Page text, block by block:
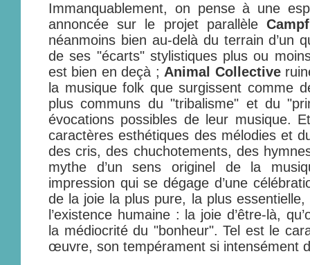
Immanquablement, on pense à une
annoncée sur le projet parallèle
néanmoins bien au-delà du terrain d’un
de ses "écarts" stylistiques plus ou
est bien en deçà ; Animal Collective
la musique folk que surgissent comme
plus communs du "tribalisme" et du
évocations possibles de leur musique.
caractères esthétiques des mélodies et
des cris, des chuchotements, des
mythe d’un sens originel de la
impression qui se dégage d’une
de la joie la plus pure, la plus
l’existence humaine : la joie d’être-là,
la médiocrité du "bonheur". Tel est le
œuvre, son tempérament si intensément